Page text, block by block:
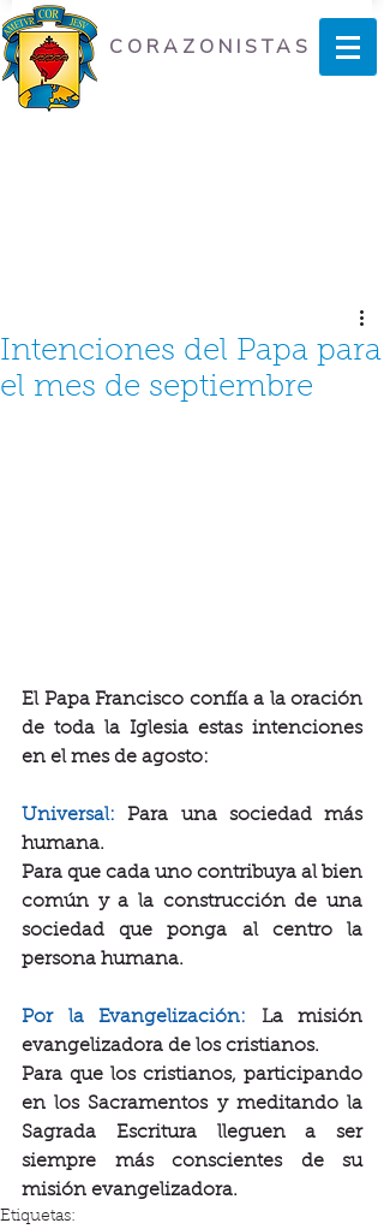
CORAZONISTAS
Intenciones del Papa para
el mes de septiembre
El Papa Francisco confía a la oración
de toda la Iglesia estas intenciones
en el mes de agosto:
Universal: Para una sociedad más
humana.
Para que cada uno contribuya al bien
común y a la construcción de una
sociedad que ponga al centro la
persona humana.
Por la Evangelización: La misión
evangelizadora de los cristianos.
Para que los cristianos, participando
en los Sacramentos y meditando la
Sagrada Escritura lleguen a ser
siempre más conscientes de su
misión evangelizadora.
Etiquetas: